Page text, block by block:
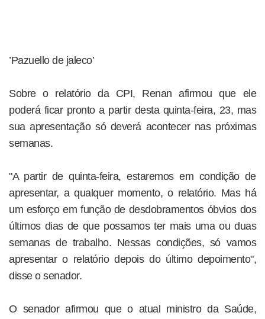
’Pazuello de jaleco’
Sobre o relatório da CPI, Renan afirmou que ele
poderá ficar pronto a partir desta quinta-feira, 23, mas
sua apresentação só deverá acontecer nas próximas
semanas.
"A partir de quinta-feira, estaremos em condição de
apresentar, a qualquer momento, o relatório. Mas há
um esforço em função de desdobramentos óbvios dos
últimos dias de que possamos ter mais uma ou duas
semanas de trabalho. Nessas condições, só vamos
apresentar o relatório depois do último depoimento",
disse o senador.
O senador afirmou que o atual ministro da Saúde,